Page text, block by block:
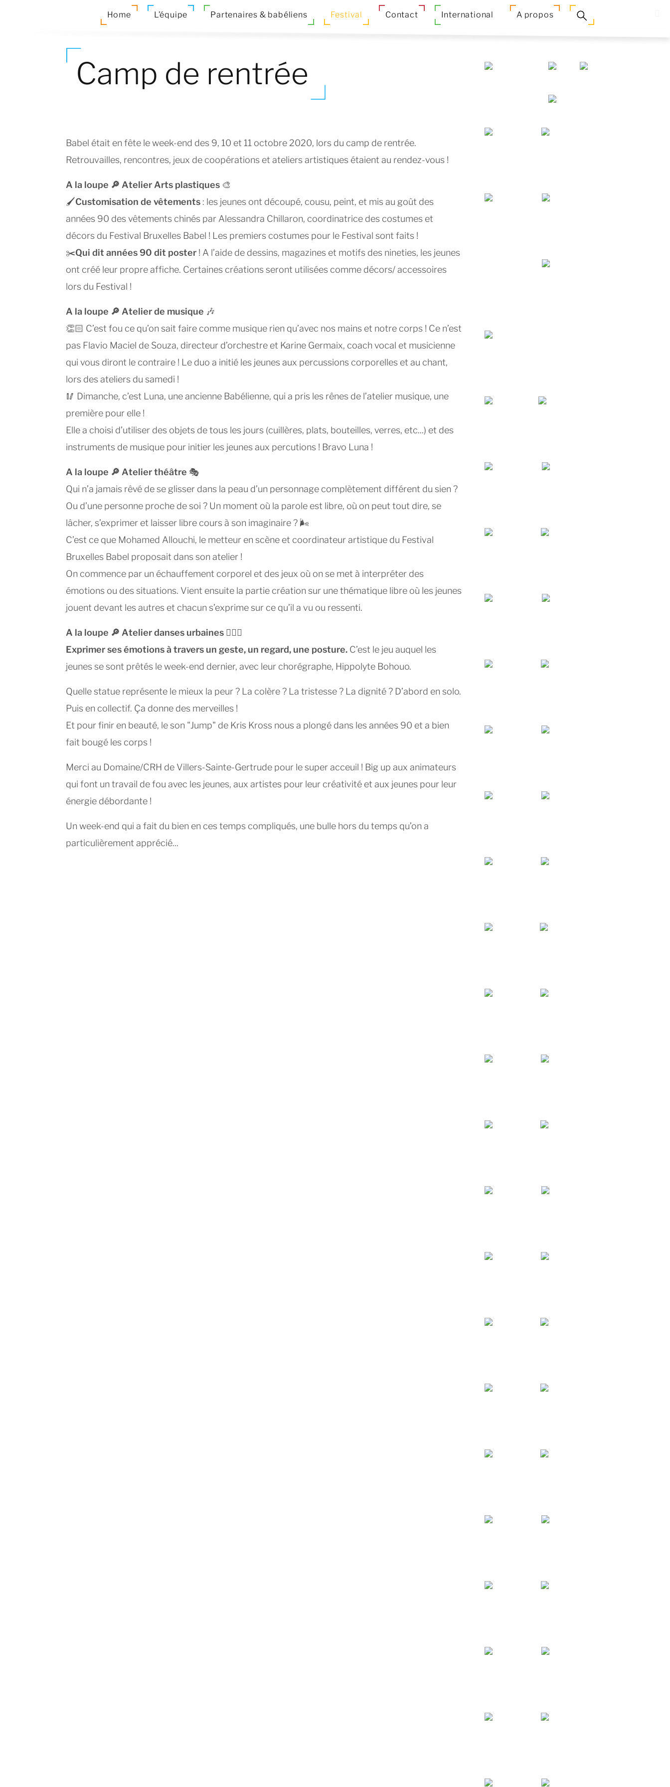
Home L’équipe Partenaires & babéliens Festival Contact International A propos
Camp de rentrée
Babel était en fête le week-end des 9, 10 et 11 octobre 2020, lors du camp de rentrée.
Retrouvailles, rencontres, jeux de coopérations et ateliers artistiques étaient au rendez-vous !
A la loupe 🔎 Atelier Arts plastiques 🎨
🖌Customisation de vêtements : les jeunes ont découpé, cousu, peint, et mis au goût des
années 90 des vêtements chinés par Alessandra Chillaron, coordinatrice des costumes et
décors du Festival Bruxelles Babel ! Les premiers costumes pour le Festival sont faits !
✂️Qui dit années 90 dit poster ! A l’aide de dessins, magazines et motifs des nineties, les jeunes
ont créé leur propre affiche. Certaines créations seront utilisées comme décors/ accessoires
lors du Festival !
A la loupe 🔎 Atelier de musique 🎶
👏🏻 C’est fou ce qu’on sait faire comme musique rien qu’avec nos mains et notre corps ! Ce n’est
pas Flavio Maciel de Souza, directeur d’orchestre et Karine Germaix, coach vocal et musicienne
qui vous diront le contraire ! Le duo a initié les jeunes aux percussions corporelles et au chant,
lors des ateliers du samedi !
🥢 Dimanche, c’est Luna, une ancienne Babélienne, qui a pris les rênes de l’atelier musique, une
première pour elle !
Elle a choisi d’utiliser des objets de tous les jours (cuillères, plats, bouteilles, verres, etc...) et des
instruments de musique pour initier les jeunes aux percutions ! Bravo Luna !
A la loupe 🔎 Atelier théâtre 🎭
Qui n’a jamais rêvé de se glisser dans la peau d’un personnage complètement différent du sien ?
Ou d’une personne proche de soi ? Un moment où la parole est libre, où on peut tout dire, se
lâcher, s’exprimer et laisser libre cours à son imaginaire ? 🌬
C’est ce que Mohamed Allouchi, le metteur en scène et coordinateur artistique du Festival
Bruxelles Babel proposait dans son atelier !
On commence par un échauffement corporel et des jeux où on se met à interpréter des
émotions ou des situations. Vient ensuite la partie création sur une thématique libre où les jeunes
jouent devant les autres et chacun s’exprime sur ce qu’il a vu ou ressenti.
A la loupe 🔎 Atelier danses urbaines 🙆🏽‍♀️
Exprimer ses émotions à travers un geste, un regard, une posture. C’est le jeu auquel les
jeunes se sont prêtés le week-end dernier, avec leur chorégraphe, Hippolyte Bohouo.
Quelle statue représente le mieux la peur ? La colère ? La tristesse ? La dignité ? D’abord en solo.
Puis en collectif. Ça donne des merveilles !
Et pour finir en beauté, le son "Jump" de Kris Kross nous a plongé dans les années 90 et a bien
fait bougé les corps !
Merci au Domaine/CRH de Villers-Sainte-Gertrude pour le super acceuil ! Big up aux animateurs
qui font un travail de fou avec les jeunes, aux artistes pour leur créativité et aux jeunes pour leur
énergie débordante !
Un week-end qui a fait du bien en ces temps compliqués, une bulle hors du temps qu’on a
particulièrement apprécié...